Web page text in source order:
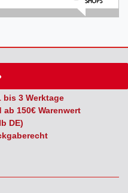
bis 3 Werktage
150€ Warenwert
DE)